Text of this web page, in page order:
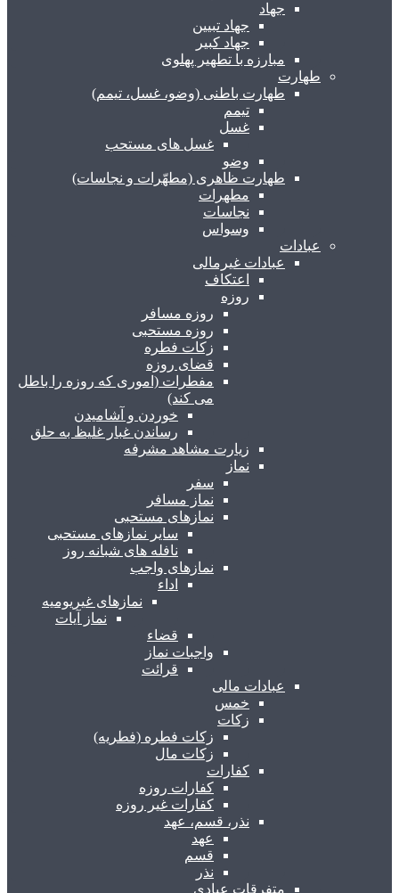
جهاد
جهاد تبیین
جهاد کبیر
مبارزه با تطهیر پهلوی
طهارت
طهارت باطنی (وضو، غسل، تیمم)
تیمم
غسل
غسل های مستحب
وضو
طهارت ظاهری (مطهّرات و نجاسات)
مطهرات
نجاسات
وسواس
عبادات
عبادات غیرمالی
اعتکاف
روزه
روزه مسافر
روزه مستحبی
زکات فطره
قضای روزه
مفطرات (اموری که روزه را باطل
می کند)
خوردن و آشامیدن
رساندن غبار غلیظ به حلق
زیارت مشاهد مشرفه
نماز
سفر
نماز مسافر
نمازهای مستحبی
سایر نمازهای مستحبی
نافله های شبانه روز
نمازهای واجب
اداء
نمازهای غیریومیه
نماز آیات
قضاء
واجبات نماز
قرائت
عبادات مالی
خمس
زکات
زکات فطره (فطریه)
زکات مال
کفارات
کفارات روزه
کفارات غیر روزه
نذر، قسم، عهد
عهد
قسم
نذر
متفرقات عبادی